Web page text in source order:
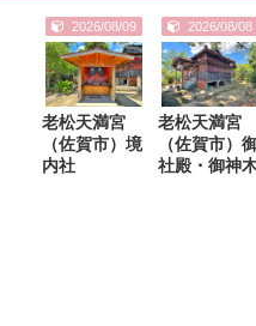
2026/08/09
老松天満宮
（佐賀市）境
内社
2026/08/08
老松天満宮
（佐賀市）
社殿・御神